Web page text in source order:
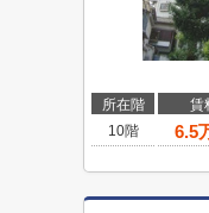
所在階 賃
10階
6.5